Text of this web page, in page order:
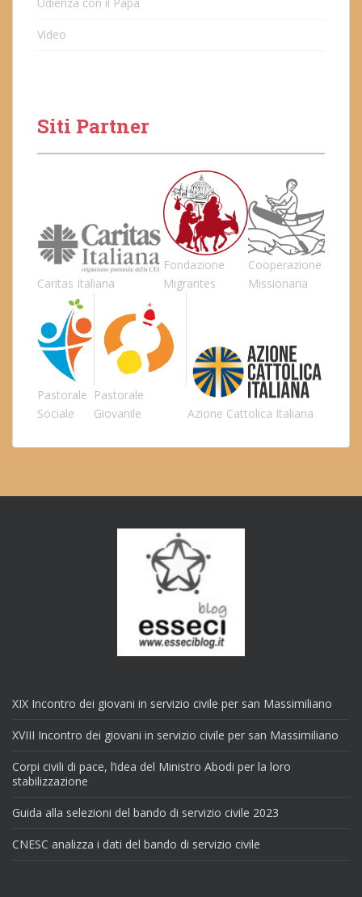
Video
Siti Partner
Caritas Italiana
Fondazione
Migrantes
Cooperazione
Missionaria
Pastorale
Sociale
Pastorale
Giovanile
Azione Cattolica Italiana
XIX Incontro dei giovani in servizio civile per san Massimiliano
XVIII Incontro dei giovani in servizio civile per san Massimiliano
Corpi civili di pace, l’idea del Ministro Abodi per la loro
stabilizzazione
Guida alla selezioni del bando di servizio civile 2023
CNESC analizza i dati del bando di servizio civile